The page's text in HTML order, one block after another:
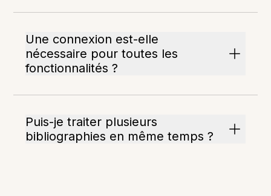
Une connexion est-elle
nécessaire pour toutes les
fonctionnalités ?
Puis-je traiter plusieurs
bibliographies en même temps ?